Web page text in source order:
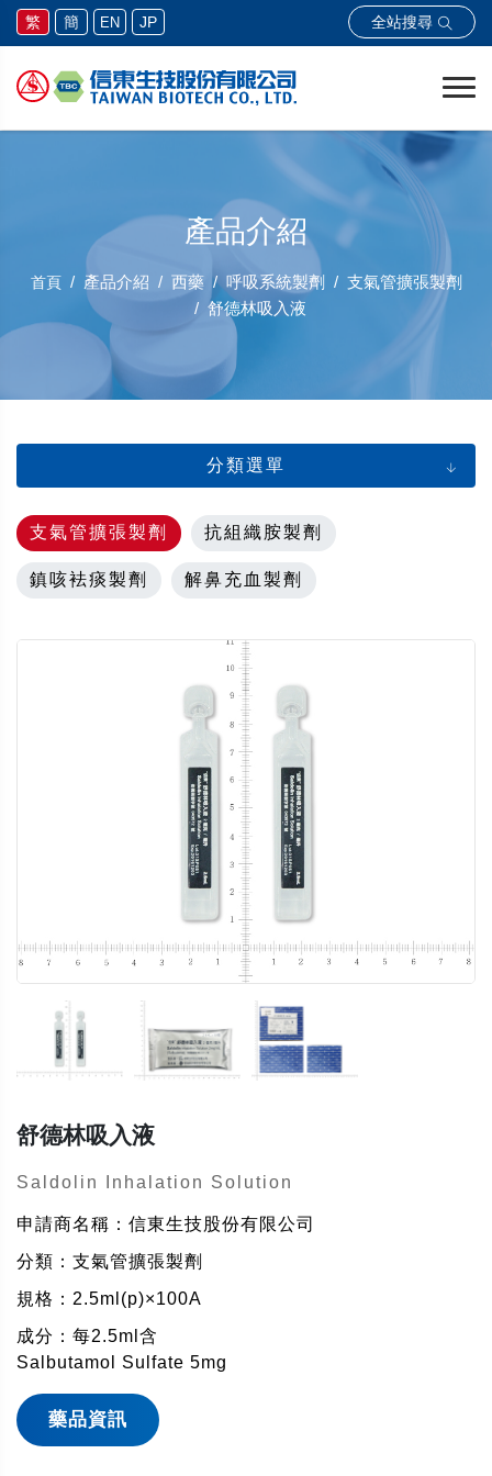
繁 簡 EN JP 全站搜尋
產品介紹
首頁 產品介紹 西藥 呼吸系統製劑
支氣管擴張製劑
舒德林吸入液
分類選單
支氣管擴張製劑 抗組織胺製劑
鎮咳袪痰製劑 解鼻充血製劑
舒德林吸入液
Saldolin Inhalation Solution
申請商名稱：信東生技股份有限公司
分類：支氣管擴張製劑
規格：2.5ml(p)×100A
成分：每2.5ml含
Salbutamol Sulfate 5mg
藥品資訊